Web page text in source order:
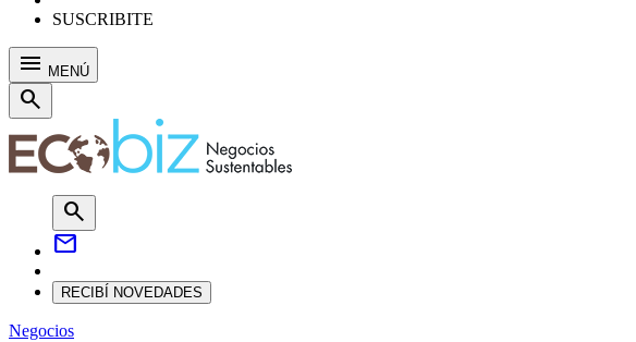
SUSCRIBITE
menu MENÚ
search
search
mail
RECIBÍ NOVEDADES
Negocios